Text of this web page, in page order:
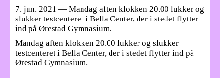
7. jun. 2021 — Mandag aften klokken 20.00 lukker og
slukker testcenteret i Bella Center, der i stedet flytter
ind på Ørestad Gymnasium.
Mandag aften klokken 20.00 lukker og slukker
testcenteret i Bella Center, der i stedet flytter ind på
Ørestad Gymnasium.